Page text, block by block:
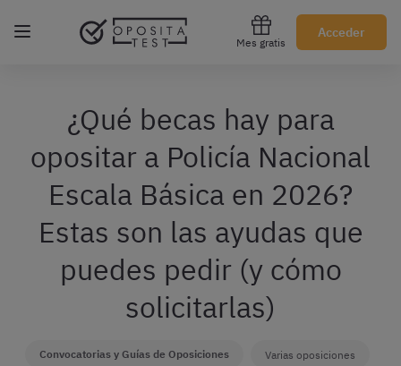
Mes gratis
Acceder
Regístrate gratis
¿Qué becas hay para
opositar a Policía Nacional
Escala Básica en 2026?
Estas son las ayudas que
puedes pedir (y cómo
solicitarlas)
Convocatorias y Guías de Oposiciones Varias oposiciones